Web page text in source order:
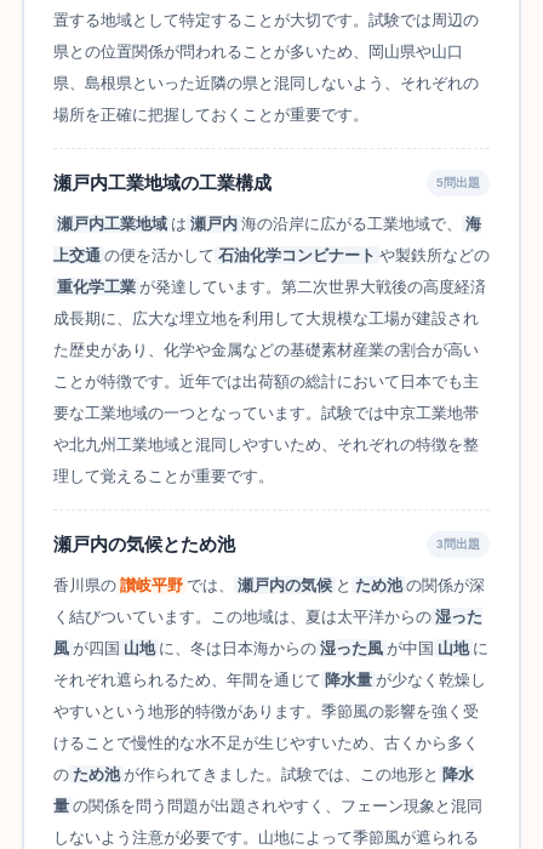
置する地域として特定することが大切です。試験では周辺の
県との位置関係が問われることが多いため、岡山県や山口
県、島根県といった近隣の県と混同しないよう、それぞれの
場所を正確に把握しておくことが重要です。
瀬戸内工業地域の工業構成 5問出題
瀬戸内工業地域 は 瀬戸内 海の沿岸に広がる工業地域で、
海
上交通 の便を活かして 石油化学コンビナート や製鉄所などの
重化学工業 が発達しています。第二次世界大戦後の高度経済
成長期に、広大な埋立地を利用して大規模な工場が建設され
た歴史があり、化学や金属などの基礎素材産業の割合が高い
ことが特徴です。近年では出荷額の総計において日本でも主
要な工業地域の一つとなっています。試験では中京工業地帯
や北九州工業地域と混同しやすいため、それぞれの特徴を整
理して覚えることが重要です。
瀬戸内の気候とため池 3問出題
香川県の 讃岐平野 では、 瀬戸内の気候 と ため池 の関係が深
く結びついています。この地域は、夏は太平洋からの 湿った
風 が四国 山地 に、冬は日本海からの 湿った風 が中国 山地 に
それぞれ遮られるため、年間を通じて 降水量 が少なく乾燥し
やすいという地形的特徴があります。季節風の影響を強く受
けることで慢性的な水不足が生じやすいため、古くから多く
の ため池 が作られてきました。試験では、この地形と 降水
量 の関係を問う問題が出題されやすく、フェーン現象と混同
しないよう注意が必要です。山地によって季節風が遮られる